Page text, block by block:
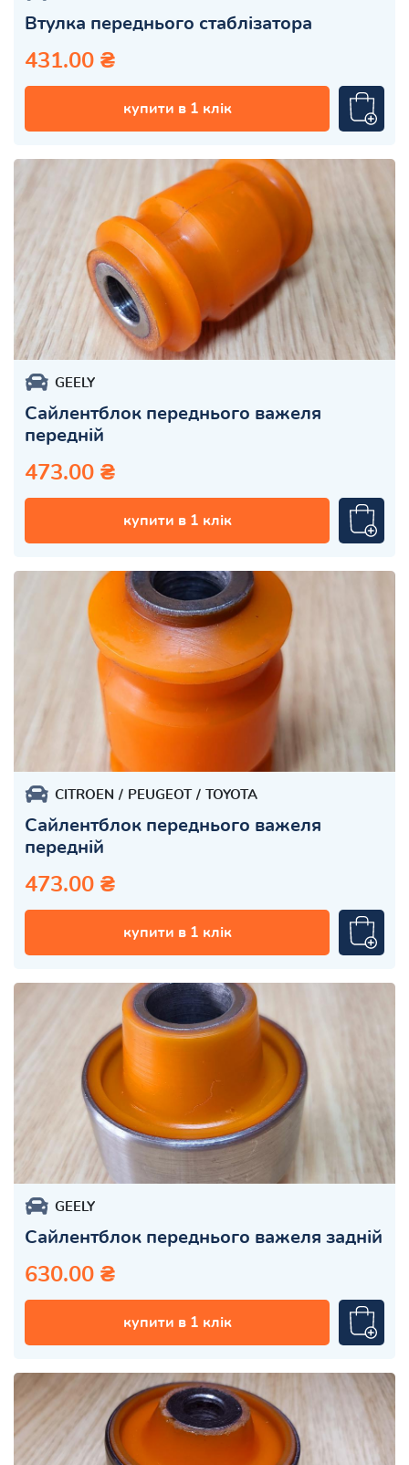
Втулка переднього стаблізатора
431.00 ₴
купити в 1 клік
GEELY
Сайлентблок переднього важеля
передній
473.00 ₴
купити в 1 клік
CITROEN PEUGEOT TOYOTA
Сайлентблок переднього важеля
передній
473.00 ₴
купити в 1 клік
GEELY
Сайлентблок переднього важеля задній
630.00 ₴
купити в 1 клік